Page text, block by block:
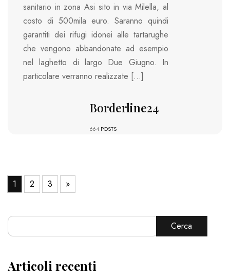
sanitario in zona Asi sito in via Milella, al
costo di 500mila euro. Saranno quindi
garantiti dei rifugi idonei alle tartarughe
che vengono abbandonate ad esempio
nel laghetto di largo Due Giugno. In
particolare verranno realizzate […]
Borderline24
664 POSTS
1 2 3 »
Cerca
Articoli recenti